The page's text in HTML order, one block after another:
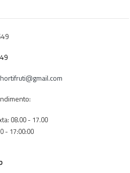
08.00 - 17.00
- 17:00:00